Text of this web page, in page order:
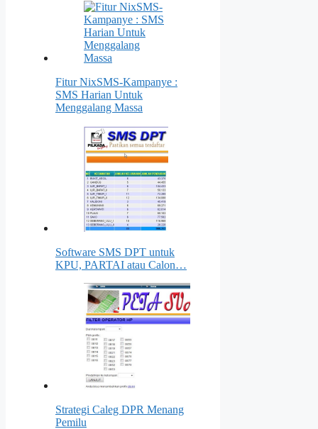
Fitur NixSMS-Kampanye :
SMS Harian Untuk
Menggalang Massa
Software SMS DPT untuk
KPU, PARTAI atau Calon…
Strategi Caleg DPR Menang
Pemilu